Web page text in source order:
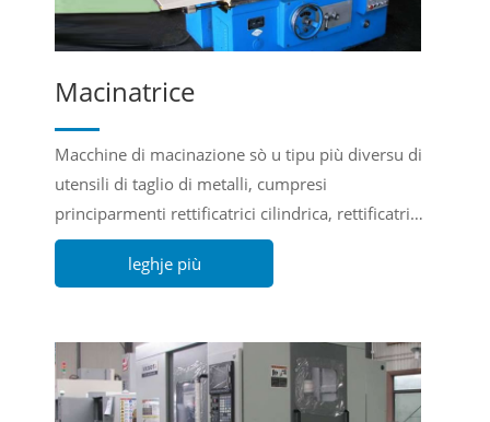
Macinatrice
Macchine di macinazione sò u tipu più diversu di
utensili di taglio di metalli, cumpresi
principarmenti rettificatrici cilindrica, rettificatrici
cilindrica interna, rettificatrici di superficia,
rettificatrici senza centru, rettificatrici per
leghje più